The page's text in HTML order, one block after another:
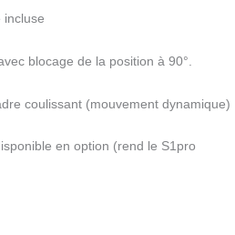
incluse
blocage de la position à 90°.
coulissant (mouvement dynamique)
en option (rend le S1pro